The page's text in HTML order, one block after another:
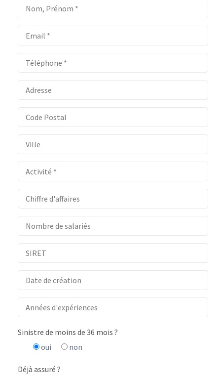
Sinistre de moins de 36 mois ?
oui
non
Déjà assuré ?